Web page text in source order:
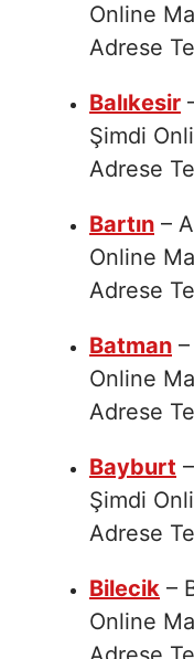
Online
Adrese
Balıkesir
Şimdi
Adrese
Bartın –
Online
Adrese
Batman
Online
Adrese
Bayburt
Şimdi
Adrese
Bilecik –
Online